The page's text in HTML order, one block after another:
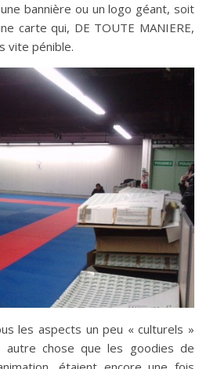
bannière ou un logo géant, soit
carte qui, DE TOUTE MANIERE,
vite pénible.
les aspects un peu « culturels »
autre chose que les goodies de